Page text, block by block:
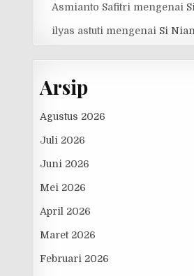
Asmianto Safitri mengenai
ilyas astuti mengenai Si
Arsip
Agustus 2026
Juli 2026
Juni 2026
Mei 2026
April 2026
Maret 2026
Februari 2026